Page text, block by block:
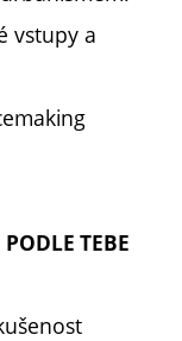
vstupy a
TEBE